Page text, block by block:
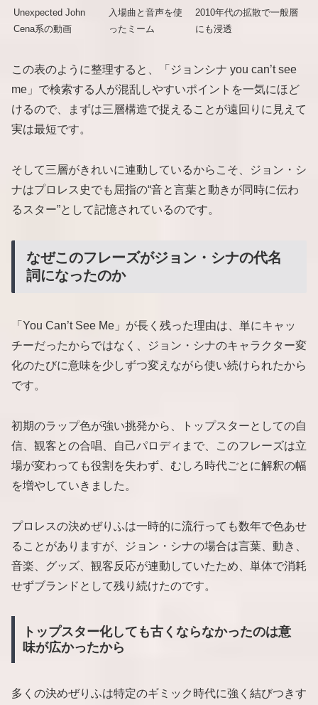
Unexpected John
Cena系の動画
入場曲と音声を使
ったミーム
2010年代の拡散で一般層
にも浸透
この表のように整理すると、「ジョンシナ you can’t see
me」で検索する人が混乱しやすいポイントを一気にほど
けるので、まずは三層構造で捉えることが遠回りに見えて
実は最短です。
そして三層がきれいに連動しているからこそ、ジョン・シ
ナはプロレス史でも屈指の“音と言葉と動きが同時に伝わ
るスター”として記憶されているのです。
なぜこのフレーズがジョン・シナの代名
詞になったのか
「You Can’t See Me」が長く残った理由は、単にキャッ
チーだったからではなく、ジョン・シナのキャラクター変
化のたびに意味を少しずつ変えながら使い続けられたから
です。
初期のラップ色が強い挑発から、トップスターとしての自
信、観客との合唱、自己パロディまで、このフレーズは立
場が変わっても役割を失わず、むしろ時代ごとに解釈の幅
を増やしていきました。
プロレスの決めぜりふは一時的に流行っても数年で色あせ
ることがありますが、ジョン・シナの場合は言葉、動き、
音楽、グッズ、観客反応が連動していたため、単体で消耗
せずブランドとして残り続けたのです。
トップスター化しても古くならなかったのは意
味が広かったから
多くの決めぜりふは特定のギミック時代に強く結びつきす